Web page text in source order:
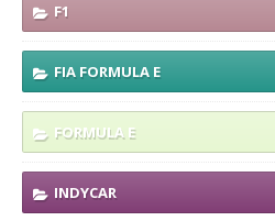
F1
FIA FORMULA E
FORMULA E
INDYCAR